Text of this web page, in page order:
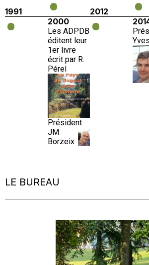
1991 2012
2000
Les ADPDB
éditent leur
1er livre
écrit par R.
Pérel
Président
JM
Borzeix
LE BUREAU